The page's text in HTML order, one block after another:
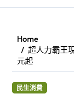
Home
超人力霸王
元起
民生消費